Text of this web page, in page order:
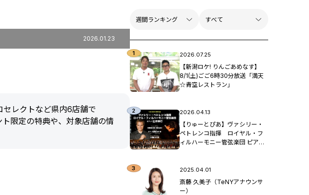
2026.01.23
レクトなど県内6店舗で
限定の特典や、対象店舗の情
2026.07.25
【新潟ロケ! りんごあめなす】
8/1(土)ごご6時30分放送「満天
☆青空レストラン」
2026.04.13
【りゅーとぴあ】ヴァシリー・
ペトレンコ指揮 ロイヤル・フ
ィルハーモニー管弦楽団 ピア
2025.04.01
斎藤 久美子（TeNYアナウンサ
ー）